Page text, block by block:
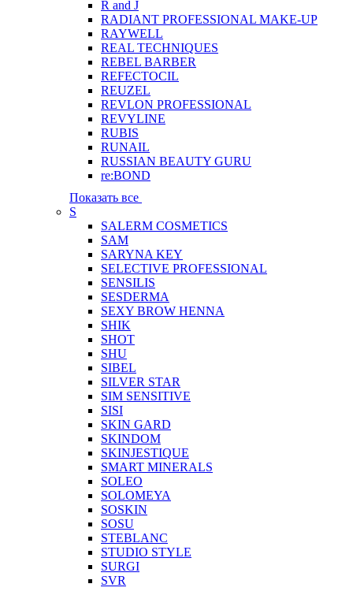
R and J
RADIANT PROFESSIONAL MAKE-UP
RAYWELL
REAL TECHNIQUES
REBEL BARBER
REFECTOCIL
REUZEL
REVLON PROFESSIONAL
REVYLINE
RUBIS
RUNAIL
RUSSIAN BEAUTY GURU
re:BOND
Показать все
S
SALERM COSMETICS
SAM
SARYNA KEY
SELECTIVE PROFESSIONAL
SENSILIS
SESDERMA
SEXY BROW HENNA
SHIK
SHOT
SHU
SIBEL
SILVER STAR
SIM SENSITIVE
SISI
SKIN GARD
SKINDOM
SKINJESTIQUE
SMART MINERALS
SOLEO
SOLOMEYA
SOSKIN
SOSU
STEBLANC
STUDIO STYLE
SURGI
SVR